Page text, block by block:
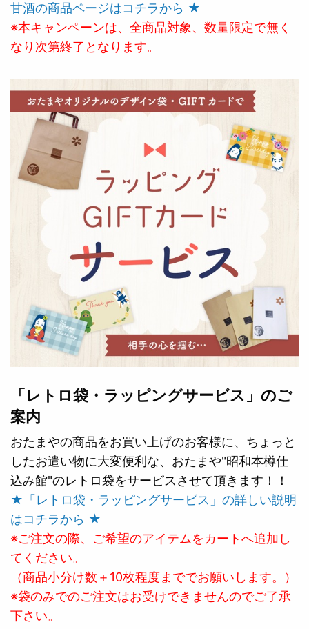
甘酒の商品ページはコチラから ★
※本キャンペーンは、全商品対象、数量限定で無く
なり次第終了となります。
「レトロ袋・ラッピングサービス」のご
案内
おたまやの商品をお買い上げのお客様に、ちょっと
したお遣い物に大変便利な、おたまや"昭和本樽仕
込み館"のレトロ袋をサービスさせて頂きます！！
★「レトロ袋・ラッピングサービス」の詳しい説明
はコチラから ★
※ご注文の際、ご希望のアイテムをカートへ追加し
てください。
（商品小分け数＋10枚程度まででお願いします。）
※袋のみでのご注文はお受けできませんのでご了承
下さい。